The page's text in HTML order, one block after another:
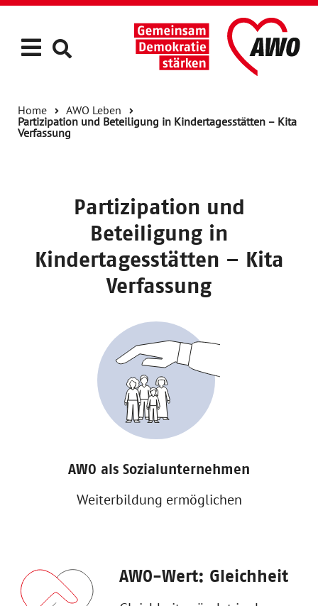
Home
AWO Leben
Partizipation und Beteiligung in Kindertagesstätten – Kita
Verfassung
Partizipation und
Beteiligung in
Kindertagesstätten – Kita
Verfassung
AWO als Sozialunternehmen
Weiterbildung ermöglichen
AWO-Wert: Gleichheit